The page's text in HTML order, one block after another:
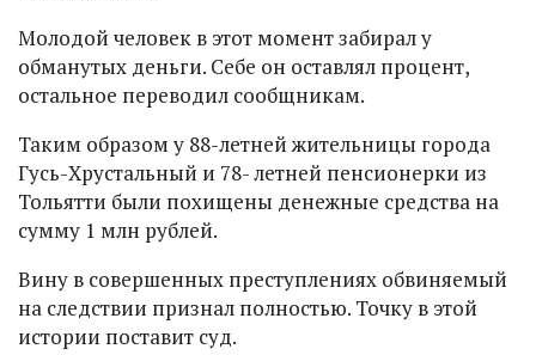
Молодой человек в этот момент забирал у
обманутых деньги. Себе он оставлял процент,
остальное переводил сообщникам.
Таким образом у 88-летней жительницы города
Гусь-Хрустальный и 78- летней пенсионерки из
Тольятти были похищены денежные средства на
сумму 1 млн рублей.
Вину в совершенных преступлениях обвиняемый
на следствии признал полностью. Точку в этой
истории поставит суд.